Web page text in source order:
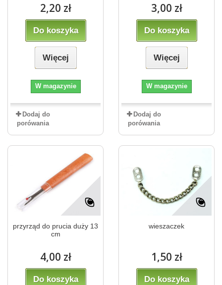
2,20 zł
Do koszyka
Więcej
W magazynie
Dodaj do
porówania
3,00 zł
Do koszyka
Więcej
W magazynie
Dodaj do
porówania
przyrząd do prucia duży 13
cm
4,00 zł
Do koszyka
wieszaczek
1,50 zł
Do koszyka